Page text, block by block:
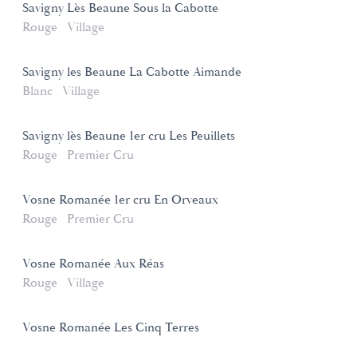
Savigny Lès Beaune Sous la Cabotte
Rouge
Village
Savigny les Beaune La Cabotte Aimande
Blanc
Village
Savigny lès Beaune 1er cru Les Peuillets
Rouge
Premier Cru
Vosne Romanée 1er cru En Orveaux
Rouge
Premier Cru
Vosne Romanée Aux Réas
Rouge
Village
Vosne Romanée Les Cinq Terres